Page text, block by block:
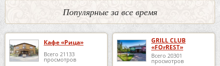
Популярные за все время
Кафе «Рица»
Всего 21133
просмотров
GRILL CLUB
«FOrREST»
Всего 20301
просмотров